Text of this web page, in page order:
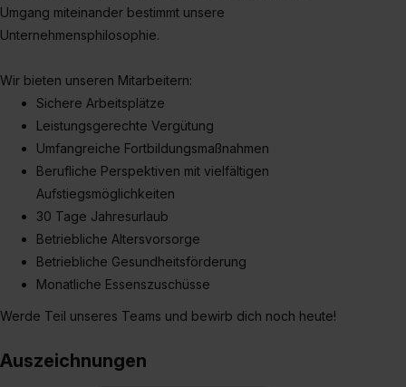
Umgang miteinander bestimmt unsere
Unternehmensphilosophie.
Wir bieten unseren Mitarbeitern:
Sichere Arbeitsplätze
Leistungsgerechte Vergütung
Umfangreiche Fortbildungsmaßnahmen
Berufliche Perspektiven mit vielfältigen
Aufstiegsmöglichkeiten
30 Tage Jahresurlaub
Betriebliche Altersvorsorge
Betriebliche Gesundheitsförderung
Monatliche Essenszuschüsse
Werde Teil unseres Teams und bewirb dich noch heute!
Auszeichnungen